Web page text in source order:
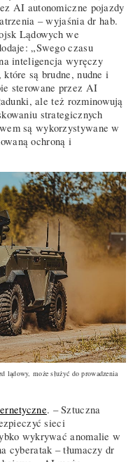
AI autonomiczne pojazdy
– wyjaśnia dr hab.
Lądowych we
„Swego czasu
inteligencja wyręczy
są brudne, nudne i
sterowane przez AI
ale też rozminowują
strategicznych
są wykorzystywane w
ochroną i
lądowy, może służyć do prowadzenia
. – Sztuczna
sieci
wykrywać anomalie w
cyberatak – tłumaczy dr